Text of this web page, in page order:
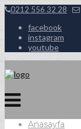
0212 556 32 28
facebook
instagram
youtube
Anasayfa